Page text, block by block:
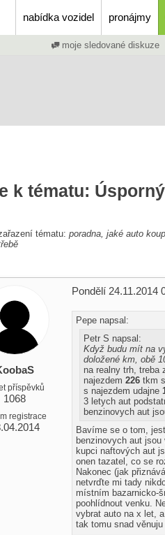
nabídka vozidel pronájmy
moje sledované diskuze
k tématu:
tématu: poradna, jaké auto
příspěvků
1068
registrace
Pondělí 24.11.2014
Pepe napsal:
Petr S napsal:
Když budu mít na
doložené km, obě
na realny trh, treba
najezdem 226 tkm
s najezdem udajne
3 letych aut
benzinovych aut
Bavíme se o tom,
benzinovych aut
kupci naftových aut
onen tazatel, co se
Nakonec (jak
netvrďte mi tady
místním bazarnicko-
poohlídnout venku.
vybrat auto na x let,
tak tomu snad